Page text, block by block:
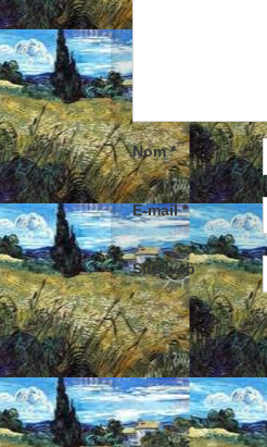
Nom*
E-mail*
Site web